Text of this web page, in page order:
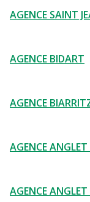
AGENCE SAINT
AGENCE BIDART
AGENCE
AGENCE
AGENCE